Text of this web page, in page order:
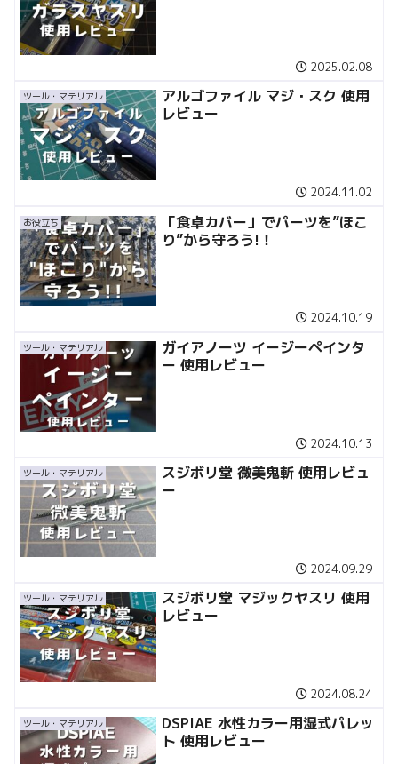
2025.02.08
ツール・マテリアル
アルゴファイル マジ・スク 使用
レビュー
2024.11.02
お役立ち
「食卓カバー」でパーツを”ほこ
り”から守ろう!！
2024.10.19
ツール・マテリアル
ガイアノーツ イージーペインタ
ー 使用レビュー
2024.10.13
ツール・マテリアル
スジボリ堂 微美鬼斬 使用レビュ
ー
2024.09.29
ツール・マテリアル
スジボリ堂 マジックヤスリ 使用
レビュー
2024.08.24
ツール・マテリアル
DSPIAE 水性カラー用湿式パレッ
ト 使用レビュー